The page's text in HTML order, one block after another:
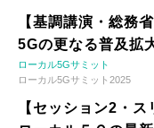
【基調講演・総務
5Gの更なる普及拡
ローカル5Gサミット
ローカル5Gサミット2025
【セッション2・